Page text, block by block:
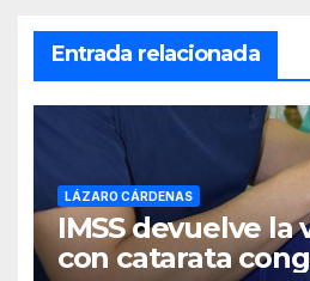
Entrada relacionada
LÁZARO CÁRDENAS
IMSS devuelve la
con catarata